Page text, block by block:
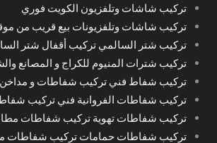
تركيب شاشات وتلفزيون الكويت فوري
تركيب شاشات وتلفزيونات بيع قريب من
تركيب شتر السالمي تركيب أقفال شتر
تركيب شترات المنيوم للكراج و المصانع
تركيب شفاط فني تركيب شفاطات و مداخن
تركيب شفاطات الفروانية فني تركيب
تركيب شفاطات تهوية تركيب شفاطات
تركيب شفاطات حمامات تركيب شفاطات